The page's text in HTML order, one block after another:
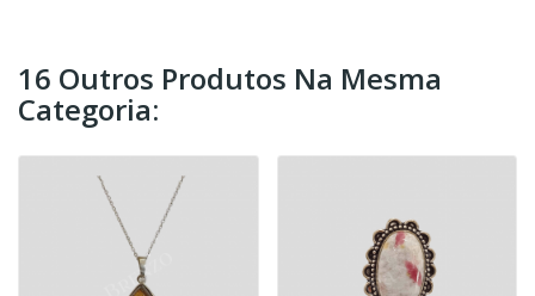
16 Outros Produtos Na Mesma
Categoria: